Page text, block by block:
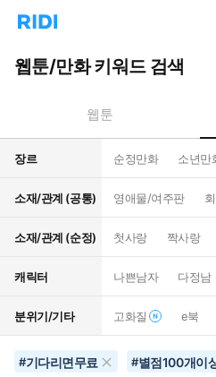
리
홈
으
턴
트
웹툰/만화 키워드 검색
웹툰
장르 순정만화 소년만
소재/관계 (공통) 영애물/여주판
소재/관계 (순정) 첫사랑 짝사랑
캐릭터 나쁜남자 다정남
분위기/기타 고화질 e북
#기다리면무료 #별점100개이